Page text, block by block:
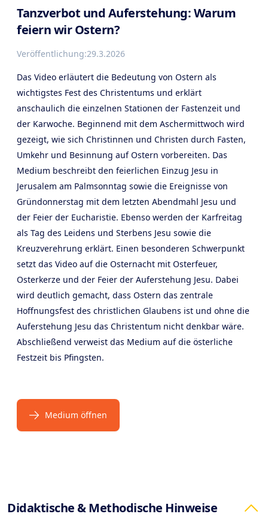
Tanzverbot und Auferstehung: Warum
feiern wir Ostern?
Veröffentlichung:29.3.2026
Das Video erläutert die Bedeutung von Ostern als
wichtigstes Fest des Christentums und erklärt
anschaulich die einzelnen Stationen der Fastenzeit und
der Karwoche. Beginnend mit dem Aschermittwoch wird
gezeigt, wie sich Christinnen und Christen durch Fasten,
Umkehr und Besinnung auf Ostern vorbereiten. Das
Medium beschreibt den feierlichen Einzug Jesu in
Jerusalem am Palmsonntag sowie die Ereignisse von
Gründonnerstag mit dem letzten Abendmahl Jesu und
der Feier der Eucharistie. Ebenso werden der Karfreitag
als Tag des Leidens und Sterbens Jesu sowie die
Kreuzverehrung erklärt. Einen besonderen Schwerpunkt
setzt das Video auf die Osternacht mit Osterfeuer,
Osterkerze und der Feier der Auferstehung Jesu. Dabei
wird deutlich gemacht, dass Ostern das zentrale
Hoffnungsfest des christlichen Glaubens ist und ohne die
Auferstehung Jesu das Christentum nicht denkbar wäre.
Abschließend verweist das Medium auf die österliche
Festzeit bis Pfingsten.
Medium öffnen
Products
Didaktische & Methodische Hinweise